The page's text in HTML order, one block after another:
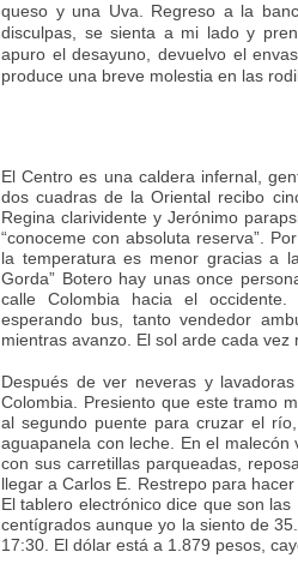
queso y una Uva. Regreso a la
disculpas, se sienta a mi lado y
apuro el desayuno, devuelvo el
produce una breve molestia en las
El Centro es una caldera infernal,
dos cuadras de la Oriental recibo
Regina clarividente y Jerónimo
“conoceme con absoluta reserva”.
la temperatura es menor gracias a
Gorda” Botero hay unas once
calle Colombia hacia el
esperando bus, tanto vendedor
mientras avanzo. El sol arde cada
Después de ver neveras y
Colombia. Presiento que este tramo
al segundo puente para cruzar el
aguapanela con leche. En el
con sus carretillas parqueadas,
llegar a Carlos E. Restrepo para
El tablero electrónico dice que son
centígrados aunque yo la siento de
17:30. El dólar está a 1.879 pesos,